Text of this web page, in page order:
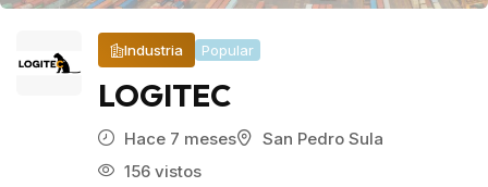
Industria Popular
LOGITEC
Hace 7 meses
San Pedro Sula
156 vistos